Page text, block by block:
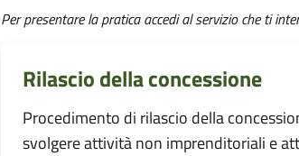
Per presentare la pratica accedi al servizio che ti
Rilascio della concessione
Procedimento di rilascio della
svolgere attività non imprenditoriali e